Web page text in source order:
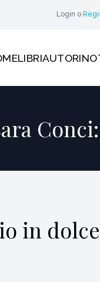
Login o
LIBRIAUTORI
in